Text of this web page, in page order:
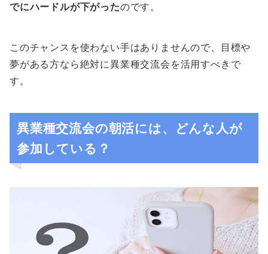
でにハードルが下がったのです。
このチャンスを使わない手はありませんので、目標や
夢がある方なら絶対に異業種交流会を活用すべきで
す。
異業種交流会の朝活には、どんな人が
参加している？